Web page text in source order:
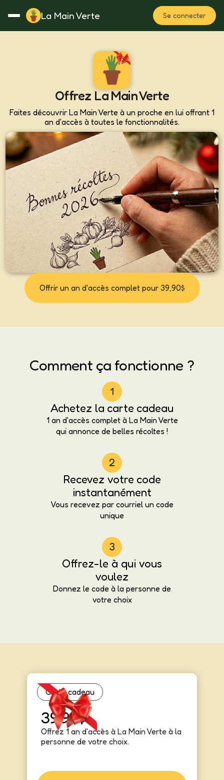
La Main Verte Se connecter
Fertilisation
Offrez La Main Verte
Faites découvrir La Main Verte à un proche en lui offrant 1
an d'accès à toutes le fonctionnalités.
Offrir un an d'accès complet pour 39,90$
Comment ça fonctionne ?
1
Achetez la carte cadeau
1 an d'accès complet à La Main Verte
qui annonce de belles récoltes !
2
Recevez votre code
instantanément
Vous recevez par courriel un code
unique
3
Offrez-le à qui vous
voulez
Donnez le code à la personne de
votre choix
Carte cadeau
39,90$
Offrez 1 an d'accès à La Main Verte à la
personne de votre choix.